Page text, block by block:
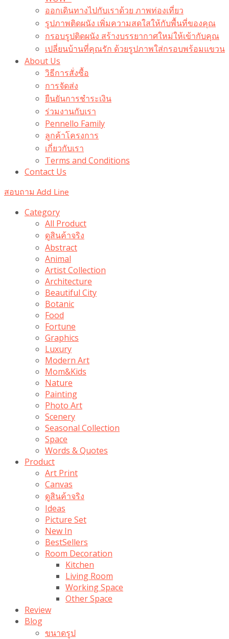
ออกเดินทางไปกับเราด้วย ภาพท่องเที่ยว
รูปภาพติดผนัง เพิ่มความสดใสให้กับพื้นที่ของคุณ
กรอบรูปติดผนัง สร้างบรรยากาศใหม่ให้เข้ากับคุณ
เปลี่ยนบ้านที่คุณรัก ด้วยรูปภาพใส่กรอบพร้อมแขวน​
About Us
วิธีการสั่งซื้อ
การจัดส่ง
ยืนยันการชำระเงิน
ร่วมงานกับเรา
Pennello Family
ลูกค้าโครงการ
เกี่ยวกับเรา
Terms and Conditions
Contact Us
สอบถาม Add Line
Category
All Product
ดูสินค้าจริง
Abstract
Animal
Artist Collection
Architecture
Beautiful City
Botanic
Food
Fortune
Graphics
Luxury
Modern Art
Mom&Kids
Nature
Painting
Photo Art
Scenery
Seasonal Collection
Space
Words & Quotes
Product
Art Print
Canvas
ดูสินค้าจริง
Ideas
Picture Set
New In
BestSellers
Room Decoration
Kitchen
Living Room
Working Space
Other Space
Review
Blog
ขนาดรูป